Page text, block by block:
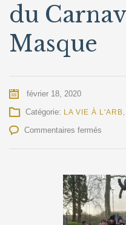
du
Masque
février 18, 2020
Catégorie: LA VIE À L'ARB,
Commentaires fermés
2ème
en
visite